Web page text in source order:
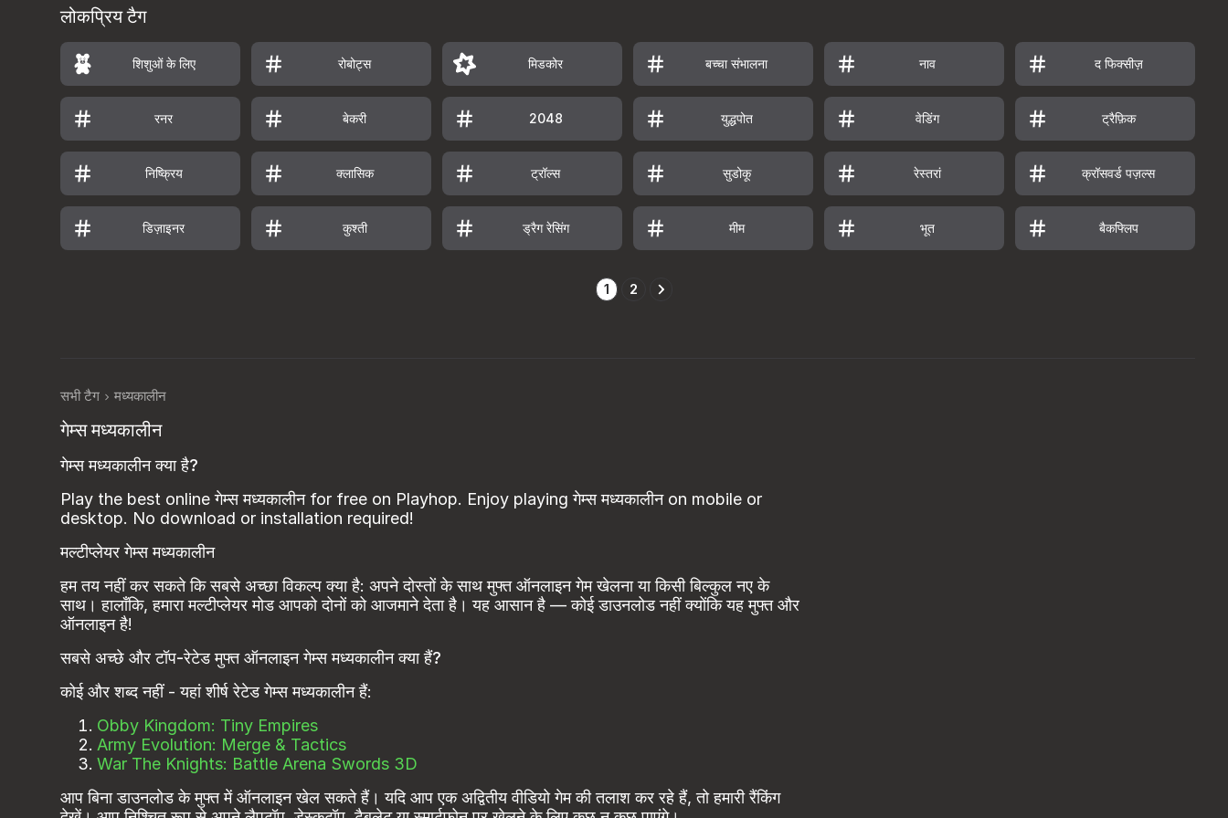
लोकप्रिय टैग
शिशुओं के लिए रोबोट्स मिडकोर बच्चा संभालना नाव द फिक्सीज़
रनर बेकरी 2048 युद्धपोत वेडिंग ट्रैफ़िक
निष्क्रिय क्लासिक ट्रॉल्स सुडोकू रेस्तरां क्रॉसवर्ड पज़ल्स
डिज़ाइनर कुश्ती ड्रैग रेसिंग मीम भूत बैकफ्लिप
1 2
सभी टैग मध्यकालीन
गेम्स मध्यकालीन
गेम्स मध्यकालीन क्या है?
Play the best online गेम्स मध्यकालीन for free on Playhop. Enjoy playing गेम्स मध्यकालीन on mobile or
desktop. No download or installation required!
मल्टीप्लेयर गेम्स मध्यकालीन
हम तय नहीं कर सकते कि सबसे अच्छा विकल्प क्या है: अपने दोस्तों के साथ मुफ्त ऑनलाइन गेम खेलना या किसी बिल्कुल नए के
साथ। हालाँकि, हमारा मल्टीप्लेयर मोड आपको दोनों को आजमाने देता है। यह आसान है — कोई डाउनलोड नहीं क्योंकि यह मुफ्त और
ऑनलाइन है!
सबसे अच्छे और टॉप-रेटेड मुफ्त ऑनलाइन गेम्स मध्यकालीन क्या हैं?
कोई और शब्द नहीं - यहां शीर्ष रेटेड गेम्स मध्यकालीन हैं:
Obby Kingdom: Tiny Empires
Army Evolution: Merge & Tactics
War The Knights: Battle Arena Swords 3D
आप बिना डाउनलोड के मुफ्त में ऑनलाइन खेल सकते हैं। यदि आप एक अद्वितीय वीडियो गेम की तलाश कर रहे हैं, तो हमारी रैंकिंग